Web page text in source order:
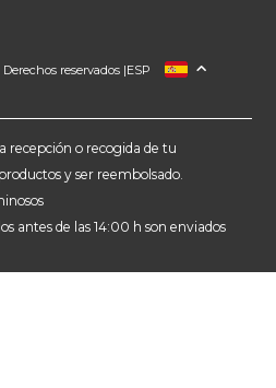
reservados |
FRANCIA
ALEMANIA
PAÍSES BAJOS
ESP
recepción o recogida de tu
y ser reembolsado.
antes de las 14:00 h son enviados